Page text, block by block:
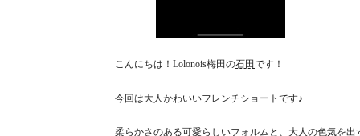
こんにちは！Lolonois梅田の石田です！
今回は大人かわいいフレンチショートです♪
柔らかさのある可愛らしいフォルムと、大人の色気を出